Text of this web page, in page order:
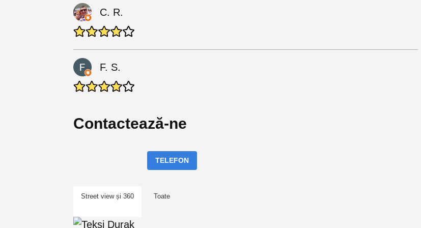
C. R.
F. S.
Contactează-ne
TELEFON
Street view și 360 Toate